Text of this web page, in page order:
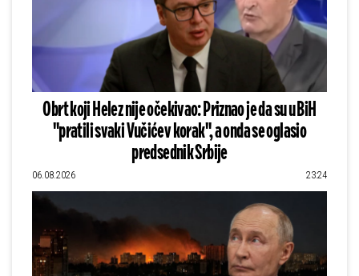
Obrt koji Helez nije očekivao: Priznao je da su u BiH
"pratili svaki Vučićev korak", a onda se oglasio
predsednik Srbije
06.08.2026 23:24